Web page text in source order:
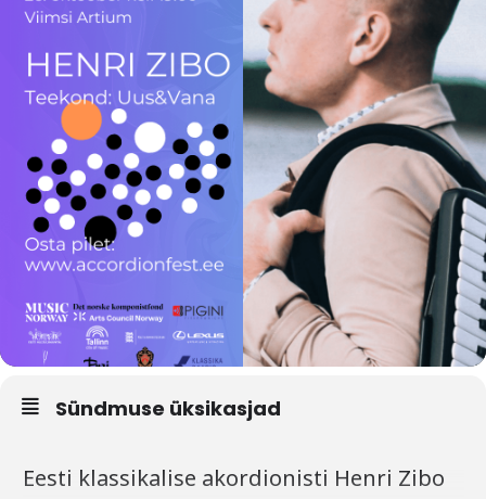
Sündmuse üksikasjad
Eesti klassikalise akordionisti Henri Zibo